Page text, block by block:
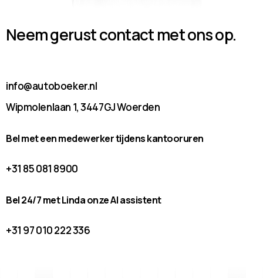
Neem gerust contact met ons op.
info@autoboeker.nl
Wipmolenlaan 1, 3447GJ Woerden
Bel met een medewerker tijdens kantooruren
+31 85 081 8900
Bel 24/7 met Linda onze AI assistent
+31 97 010 222 336